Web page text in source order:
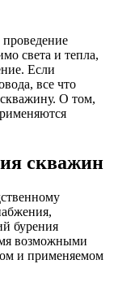
проведение
света и тепла,
Если
все что
О том,
скважин
бурения
возможными
и применяемом